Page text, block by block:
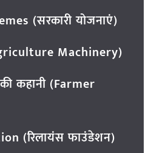
(सरकारी योजनाएं)
Machinery)
कहानी (Farmer
(रिलायंस फाउंडेशन)